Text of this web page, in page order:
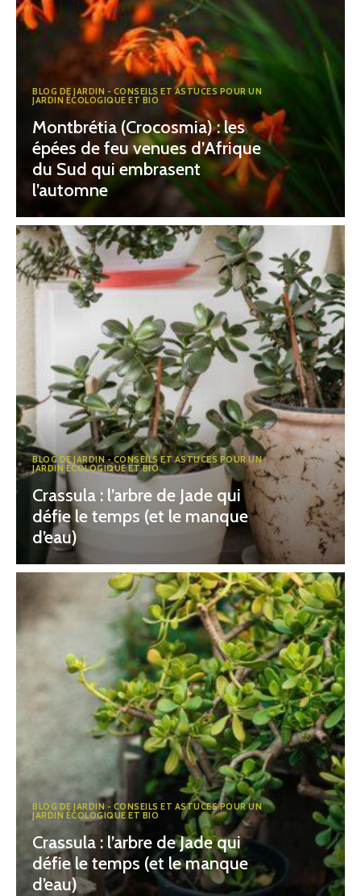
BLOG DE JARDIN - CONSEILS ET ASTUCES POUR UN
JARDIN ÉCOLOGIQUE ET BIO
Montbrétia (Crocosmia) : les
épées de feu venues d’Afrique
du Sud qui embrasent
l’automne
BLOG DE JARDIN - CONSEILS ET ASTUCES POUR UN
JARDIN ÉCOLOGIQUE ET BIO
Crassula : l’arbre de Jade qui
défie le temps (et le manque
d’eau)
BLOG DE JARDIN - CONSEILS ET ASTUCES POUR UN
JARDIN ÉCOLOGIQUE ET BIO
Crassula : l’arbre de Jade qui
défie le temps (et le manque
d’eau)